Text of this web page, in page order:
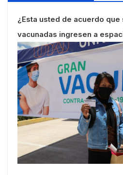
¿Esta usted de acuerdo
vacunadas ingresen a